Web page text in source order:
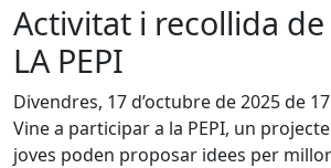
Activitat i recollida
LA PEPI
Divendres, 17 d’octubre de 2025 de
Vine a participar a la PEPI, un
joves poden proposar idees per